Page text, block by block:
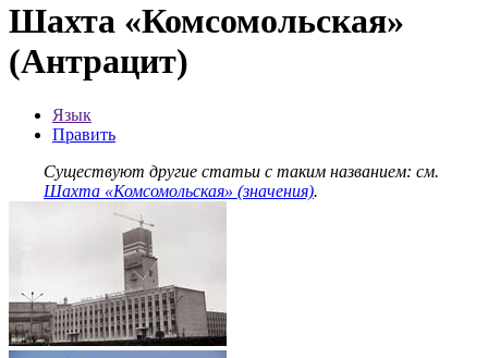
Шахта «Комсомольская»
(Антрацит)
Язык
Править
Существуют другие статьи с таким названием: см.
Шахта «Комсомольская» (значения).